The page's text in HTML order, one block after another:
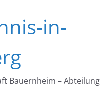
in-
Bauernheim – Abteilung